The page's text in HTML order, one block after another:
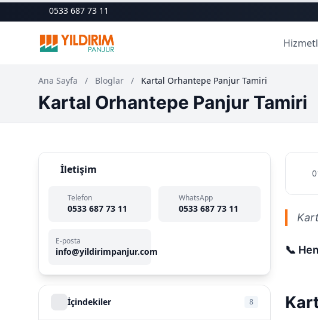
0533 687 73 11
Ana Sayfa / Bloglar / Kartal Orhantepe Panjur Tamiri
Kartal Orhantepe Panjur Tamiri
İletişim
Telefon
0533 687 73 11
WhatsApp
0533 687 73 11
E-posta
info@yildirimpanjur.com
İçindekiler 8
📞